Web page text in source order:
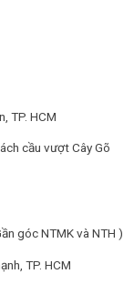
TP. HCM
cầu vượt Cây Gõ
góc NTMK và NTH )
TP. HCM